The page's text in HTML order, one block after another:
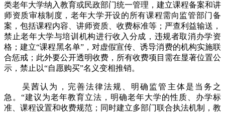
类老年大学纳入教育或民政部门统一管理，建立课程备案和讲
师资质审核制度，老年大学开设的所有课程需向监管部门备
案，包括课程内容、讲师资质、收费标准等；严查利益输送，
禁止老年大学与培训机构进行收入分成，违规者取消办学资
格；建立“课程黑名单”，对虚假宣传、诱导消费的机构实施联
合惩戒；此外要公开透明收费，所有收费项目需在显著位置公
示，禁止以“自愿购买”名义变相推销。
吴茜认为，完善法律法规、明确监管主体是当务之
急。“建议为老年教育立法，明确老年大学的性质、办学标
准、课程设置和收费规范；同时建立多部门联合执法机制，教